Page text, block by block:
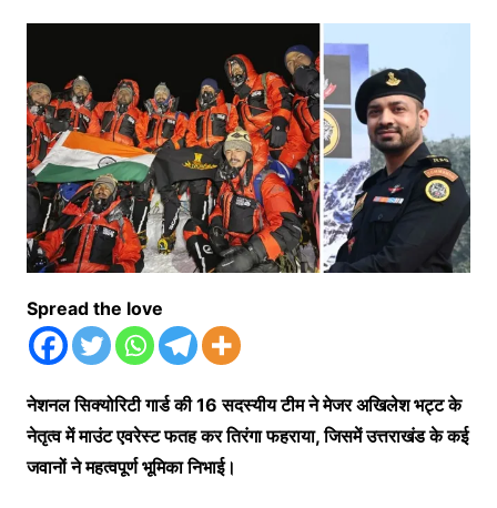
Spread the love
नेशनल सिक्योरिटी गार्ड की 16 सदस्यीय टीम ने मेजर अखिलेश भट्ट के
नेतृत्व में माउंट एवरेस्ट फतह कर तिरंगा फहराया, जिसमें उत्तराखंड के कई
जवानों ने महत्वपूर्ण भूमिका निभाई।